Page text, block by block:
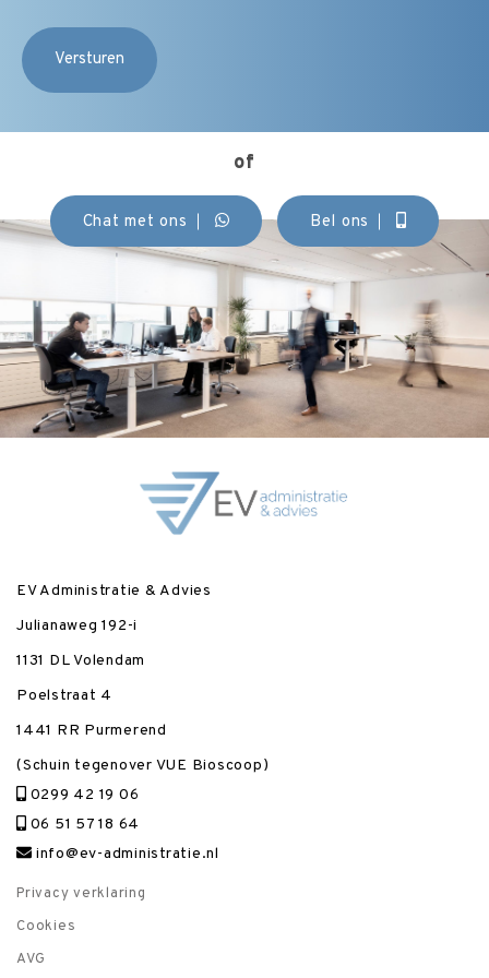
of
Chat met ons Bel ons
EV Administratie & Advies
Julianaweg 192-i
1131 DL Volendam
Poelstraat 4
1441 RR Purmerend
(Schuin tegenover VUE Bioscoop)
0299 42 19 06
06 51 57 18 64
info@ev-administratie.nl
Privacy verklaring
Cookies
AVG